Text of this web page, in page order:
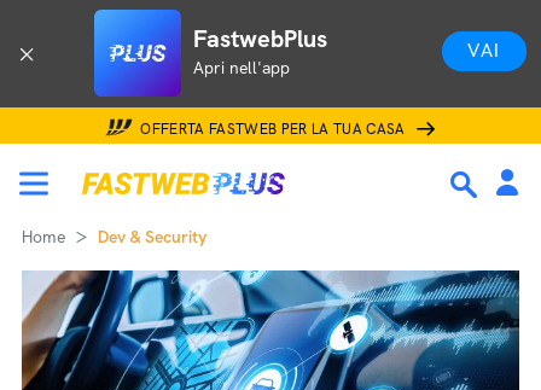
FastwebPlus
Apri nell'app
VAI
OFFERTA FASTWEB PER LA TUA CASA
Home Dev & Security